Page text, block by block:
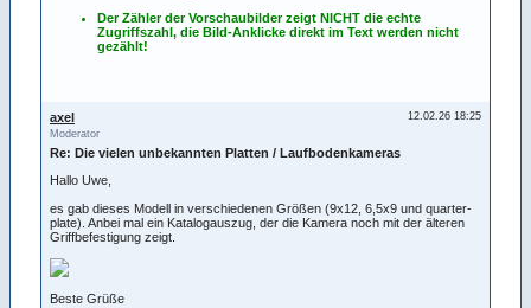
Der Zähler der Vorschaubilder zeigt NICHT die echte
Zugriffszahl, die Bild-Anklicke direkt im Text werden nicht
gezählt!
12.02.26 18:25
axel
Moderator
Re: Die vielen unbekannten Platten / Laufbodenkameras
Hallo Uwe,
es gab dieses Modell in verschiedenen Größen (9x12, 6,5x9 und quarter-
plate). Anbei mal ein Katalogauszug, der die Kamera noch mit der älteren
Griffbefestigung zeigt.
Beste Grüße